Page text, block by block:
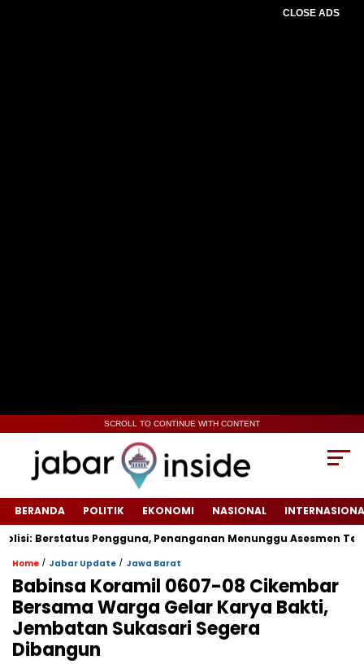
CLOSE ADS
SCROLL TO CONTINUE WITH CONTENT
BERANDA POLITIK EKONOMI NASIONAL
Pengguna, Penanganan Menunggu Asesmen Terpadu
Home / Jabar Update / Jawa Barat
Babinsa Koramil 0607-08 Cikembar
Bersama Warga Gelar Karya Bakti,
Jembatan Sukasari Segera
Dibangun